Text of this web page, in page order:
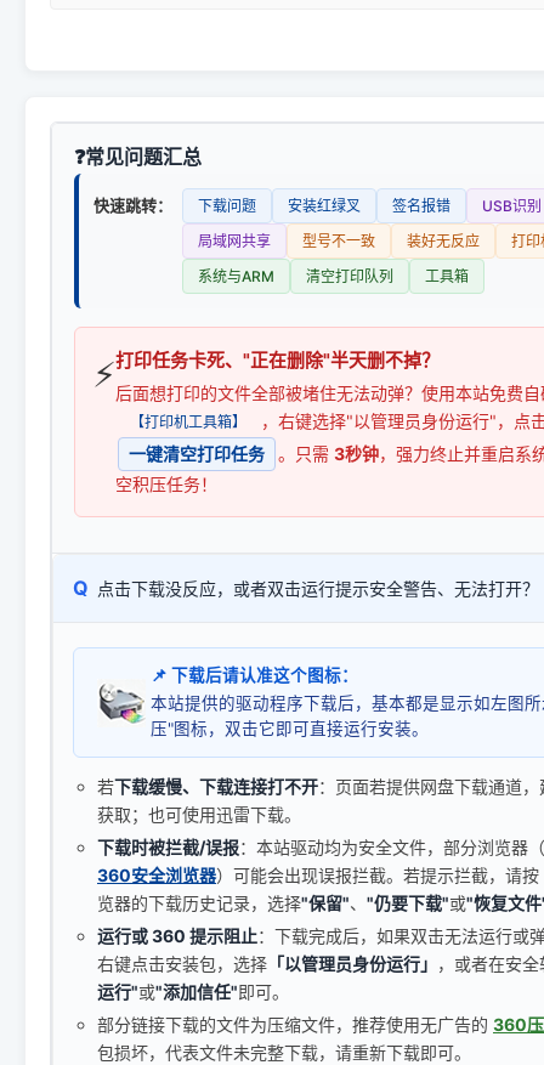
常见问题汇总
快速跳转： 下载问题 安装红绿叉 签名报错
USB识别
局域网共享
型号不一致 装好无反应
打印
系统与ARM
清空打印队列 工具箱
⚡打印任务卡死、"正在删除"半天删不掉？
后面想打印的文件全部被堵住无法动弹？使用本站免费
【打印机工具箱】
，右键选择"以管理员身份运行"，点
一键清空打印任务
。只需 3秒钟，强力终止并重启系
空积压任务！
Q 点击下载没反应，或者双击运行提示安全警告、无法打开？
📌 下载后请认准这个图标：
本站提供的驱动程序下载后，基本都是显示如左图
压"图标，双击它即可直接运行安装。
若下载缓慢、下载连接打不开：页面若提供网盘下载通道
获取；也可使用迅雷下载。
下载时被拦截/误报：本站驱动均为安全文件，部分浏览器
360安全浏览器）可能会出现误报拦截。若提示拦截，请按
览器的下载历史记录，选择"保留"、 "仍要下载"或"恢复文
运行或 360 提示阻止：下载完成后，如果双击无法运行或
右键点击安装包，选择 「以管理员身份运行」 ，或者在安
运行"或"添加信任"即可。
部分链接下载的文件为压缩文件，推荐使用无广告的 360
包损坏，代表文件未完整下载，请重新下载即可。